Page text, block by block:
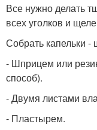
Все нужно делать
всех уголков и
Собрать капельки
- Шприцем или
способ).
- Двумя листами
- Пластырем.